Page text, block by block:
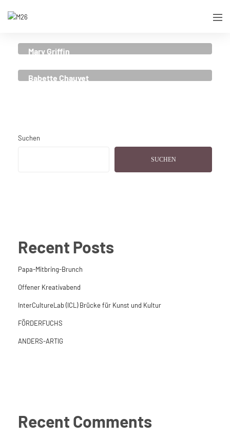
Mary Griffin
Babette Chauvet
Suchen
SUCHEN
Recent Posts
Papa-Mitbring-Brunch
Offener Kreativabend
InterCultureLab (ICL) Brücke für Kunst und Kultur
FÖRDERFUCHS
ANDERS-ARTIG
Recent Comments